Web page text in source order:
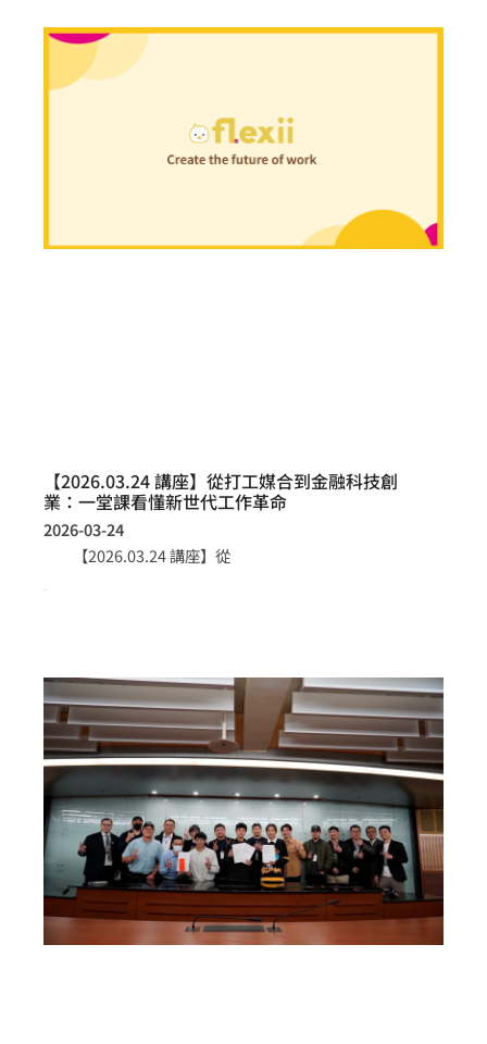
【2026.03.24 講座】從打工媒合到金融科技創
業：一堂課看懂新世代工作革命
2026-03-24
【2026.03.24 講座】從